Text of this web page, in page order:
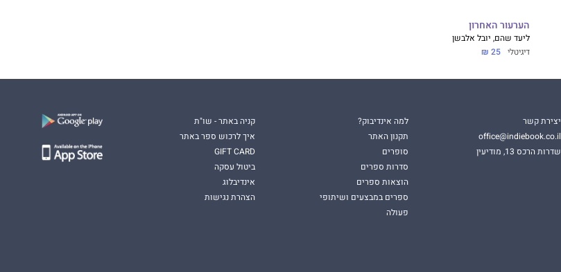
הערעור האחרון
ליעד שהם, יובל אלבשן
דיגיטלי 25 ₪
יצירת קשר
office@indiebook.co.il
שדרות הרכס 13, מודיעין
למה אינדיבוק?
תקנון האתר
סופרים
סדרות ספרים
הוצאות ספרים
ספרים במבצעים ושיתופי
פעולה
קניה באתר - שו"ת
איך לרכוש ספר באתר
GIFT CARD
ביטול עסקה
אינדיבלוג
הצהרת נגישות